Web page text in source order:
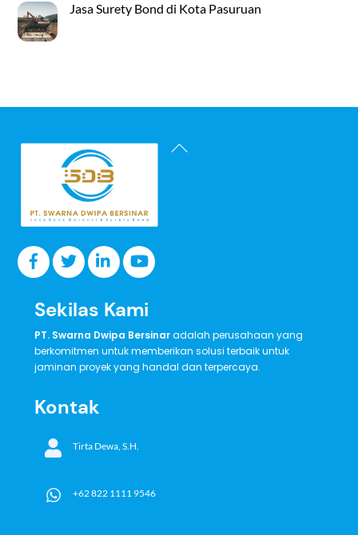
Jasa Surety Bond di Kota Pasuruan
Back
Sekilas Kami
PT. Swarna Dwipa Bersinaradalah perusahaan yang
berkomitmen untuk memberikan solusi terbaik untuk
jaminan proyek yang handal dan terpercaya.
Kontak
Tirta Dewa, S.H.
+62 822 1111 9546